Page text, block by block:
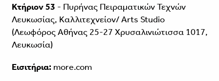
Κτήριον 53 - Πυρήνας Πειραματικών Τεχνών
Λευκωσίας, Καλλιτεχνείον/ Arts Studio
(Λεωφόρος Αθήνας 25-27 Χρυσαλινιώτισσα 1017,
Λευκωσία)
Εισιτήρια: more.com